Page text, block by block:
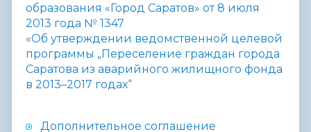
образования «Город Саратов» от 8 июля
2013 года № 1347
«Об утверждении ведомственной целевой
программы „Переселение граждан города
Саратова из аварийного жилищного фонда
в 2013–2017 годах“
Дополнительное соглашение